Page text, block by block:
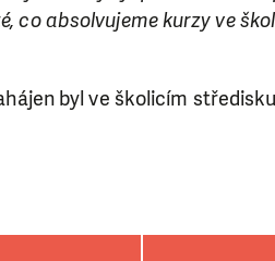
co absolvujeme kurzy ve
byl ve školicím středisku